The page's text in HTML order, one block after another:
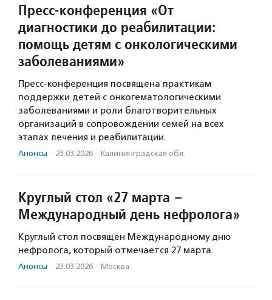
Пресс-конференция «От
диагностики до реабилитации:
помощь детям с онкологическими
заболеваниями»
Пресс-конференция посвящена практикам
поддержки детей с онкогематологическими
заболеваниями и роли благотворительных
организаций в сопровождении семей на всех
этапах лечения и реабилитации.
Анонсы · 23.03.2026 · Калининградская обл.
Круглый стол «27 марта –
Международный день нефролога»
Круглый стол посвящен Международному дню
нефролога, который отмечается 27 марта.
Анонсы · 23.03.2026 · Москва